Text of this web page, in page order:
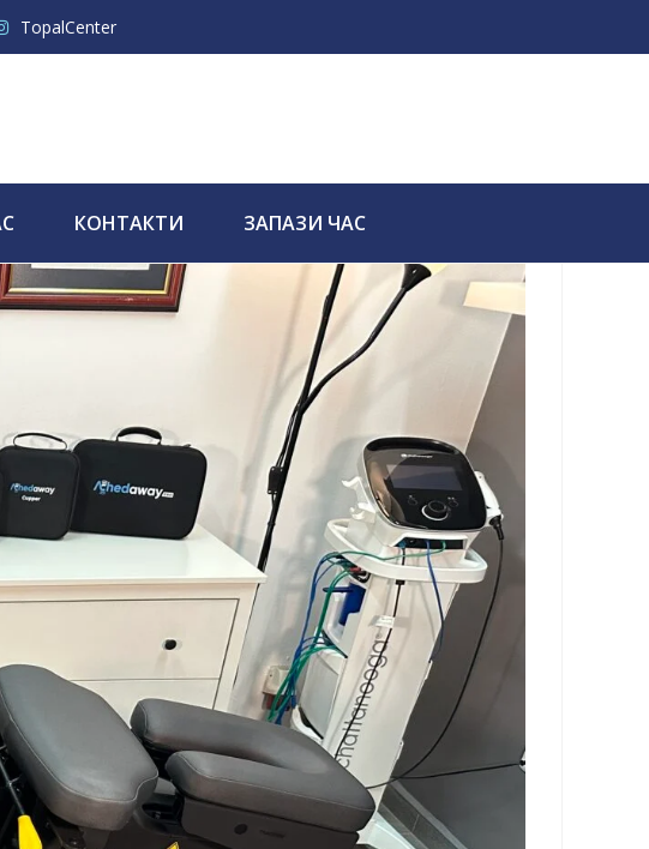
TopalCenter
КОНТАКТИ ЗАПАЗИ ЧАС